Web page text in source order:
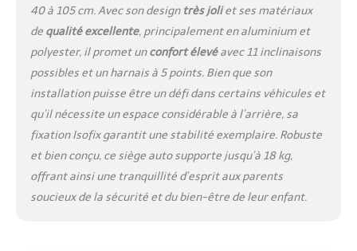
L’installation est facilitée par
le système d’ancrage Isofix
avec adaptation
pneumatique au siège du
véhicule et le piètement de
soutien réglable doté d’un
indicateur qui validera son
garantir une sécurité
maximale [DE QUALITÉ
SUPÉRIEURE] Le lot comprend
un filet de ventilation dans la
40 à 105 cm. Avec son design très joliet ses matériaux
de qualité excellente, principalement en aluminium et
polyester, il promet unconfort élevéavec 11 inclinaisons
possibles et un harnais à 5 points. Bien que son
installation puisse être un défi dans certains véhicules et
qu’il nécessite un espace considérable à l’arrière, sa
fixation Isofix garantit une stabilité exemplaire. Robuste
et bien conçu, ce siège auto supporte jusqu’à 18 kg,
offrant ainsi une tranquillité d’esprit aux parents
soucieux de la sécurité et du bien-être de leur enfant.